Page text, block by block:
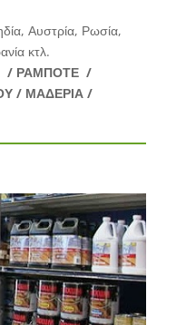
Αυστρία, Ρωσία,
κτλ.
/ ΡΑΜΠΟΤΕ /
/ ΜΑΔΕΡΙΑ /